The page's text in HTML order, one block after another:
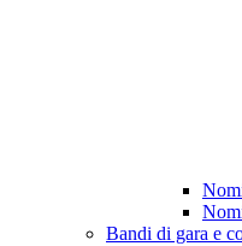
Bandi di gara e